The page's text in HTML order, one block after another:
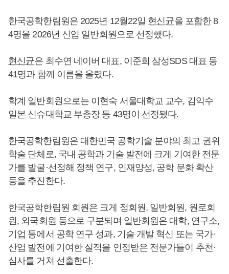
한국공학한림원은 2025년 12월22일 현신균을 포함한 8
4명을 2026년 신입 일반회원으로 선정했다.
현신균은 최수연 네이버 대표, 이준희 삼성SDS 대표 등
41명과 함께 이름을 올렸다.
학계 일반회원으로는 이현숙 서울대학교 교수, 김익수
일본 신슈대학교 부총장 등 43명이 선정됐다.
한국공학한림원은 대한민국 공학기술 분야의 최고 권위
학술 단체로, 국내 공학과 기술 발전에 크게 기여한 전문
가를 발굴·선정해 정책 연구, 인재양성, 공학 문화 확산
등을 추진한다.
한국공학한림원 회원은 크게 정회원, 일반회원, 원로회
원, 외국회원 등으로 구분되며 일반회원은 대학, 연구소,
기업 등에서 공학 연구 성과, 기술 개발 혁신 또는 국가·
산업 발전에 기여한 실적을 인정받은 전문가들이 추천·
심사를 거쳐 선출한다.